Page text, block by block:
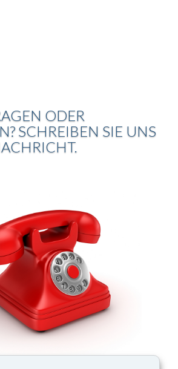
ODER
SCHREIBEN SIE UNS